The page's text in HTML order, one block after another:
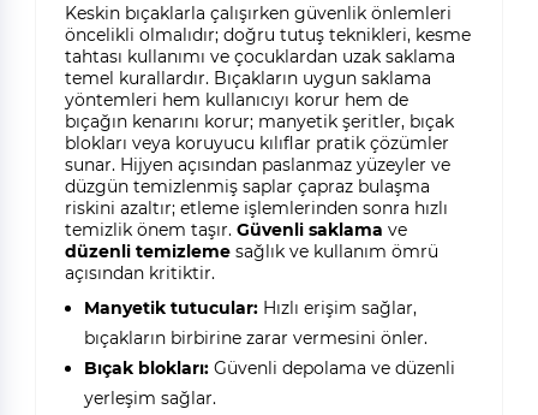
Keskin bıçaklarla çalışırken güvenlik önlemleri
öncelikli olmalıdır; doğru tutuş teknikleri, kesme
tahtası kullanımı ve çocuklardan uzak saklama
temel kurallardır. Bıçakların uygun saklama
yöntemleri hem kullanıcıyı korur hem de
bıçağın kenarını korur; manyetik şeritler, bıçak
blokları veya koruyucu kılıflar pratik çözümler
sunar. Hijyen açısından paslanmaz yüzeyler ve
düzgün temizlenmiş saplar çapraz bulaşma
riskini azaltır; etleme işlemlerinden sonra hızlı
temizlik önem taşır. Güvenli saklama ve
düzenli temizlemesağlık ve kullanım ömrü
açısından kritiktir.
Manyetik tutucular:Hızlı erişim sağlar,
bıçakların birbirine zarar vermesini önler.
Bıçak blokları:Güvenli depolama ve düzenli
yerleşim sağlar.